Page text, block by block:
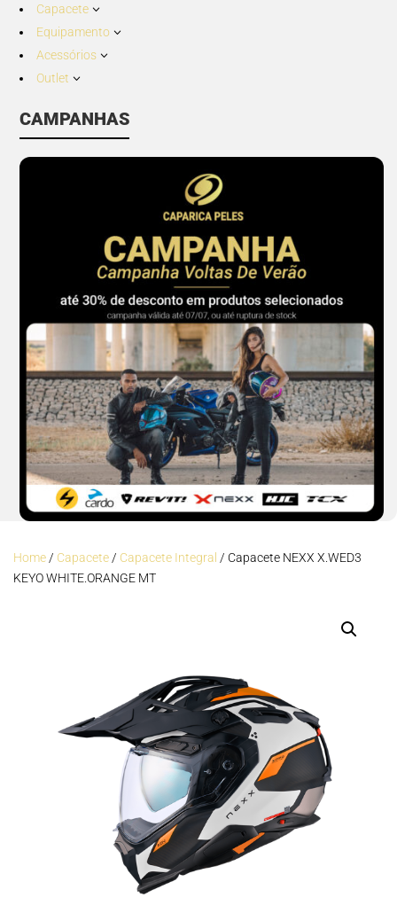
Capacete 3
Equipamento 3
Acessórios 3
Outlet 3
CAMPANHAS
Home/ Capacete/ Capacete Integral / Capacete NEXX X.WED3
KEYO WHITE.ORANGE MT